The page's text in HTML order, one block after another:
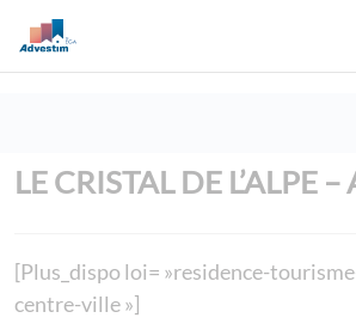
LE CRISTAL DE L’ALPE
[Plus_dispo loi= »residence-
centre-ville »]